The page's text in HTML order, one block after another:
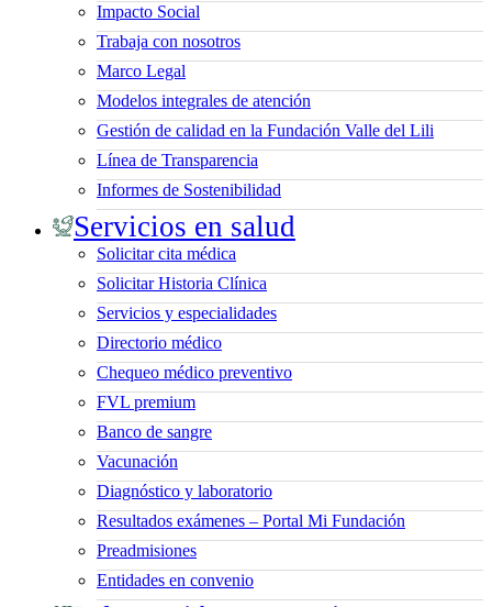
Impacto Social
Trabaja con nosotros
Marco Legal
Modelos integrales de atención
Gestión de calidad en la Fundación Valle del Lili
Línea de Transparencia
Informes de Sostenibilidad
Servicios en salud
Solicitar cita médica
Solicitar Historia Clínica
Servicios y especialidades
Directorio médico
Chequeo médico preventivo
FVL premium
Banco de sangre
Vacunación
Diagnóstico y laboratorio
Resultados exámenes – Portal Mi Fundación
Preadmisiones
Entidades en convenio